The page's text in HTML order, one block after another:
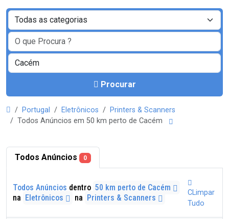
Procurar
Portugal Eletrônicos
Printers & Scanners
Todos Anúncios em 50 km perto de Cacém
Todos Anúncios 0
Todos Anúncios dentro 50 km perto de Cacém
na Eletrônicos na Printers & Scanners
CLimpar
Tudo